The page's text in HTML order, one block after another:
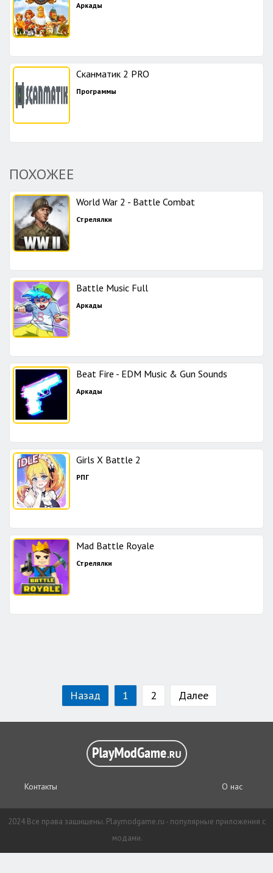
Аркады
Сканматик 2 PRO
Программы
ПОХОЖЕЕ
World War 2 - Battle Combat
Стрелялки
Battle Music Full
Аркады
Beat Fire - EDM Music & Gun Sounds
Аркады
Girls X Battle 2
РПГ
Mad Battle Royale
Стрелялки
Назад 1 2 Далее
Контакты О нас
2024 Все права защищены. Playmodgame.ru - популярные приложения с
модами.